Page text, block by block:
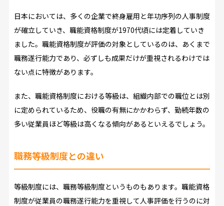
日本においては、多くの企業で終身雇用と年功序列の人事制度
が確立していき、職能資格制度が1970代頃には定着していき
ました。職能資格制度が評価の対象としているのは、あくまで
職務遂行能力であり、必ずしも成果だけが重視されるわけでは
ない点に特徴があります。
また、職能資格制度における等級は、組織内部での職位とは別
に定められているため、役職の有無にかかわらず、勤続年数の
多い従業員ほど等級は高くなる傾向があるといえるでしょう。
職務等級制度との違い
等級制度には、職務等級制度というものもあります。職能資格
制度が従業員の職務遂行能力を重視して人事評価を行うのに対